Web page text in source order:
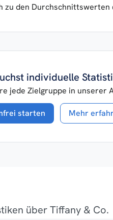
zu den Durchschnittswerten
individuelle
jede Zielgruppe in unserer
starten Mehr
über Tiffany & Co.